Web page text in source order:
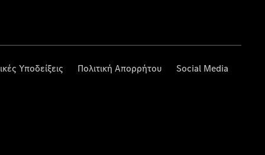
Υποδείξεις Πολιτική Απορρήτου Social Media